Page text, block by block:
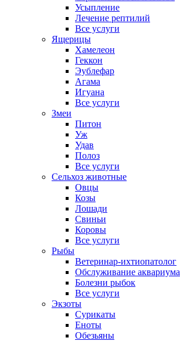
Усыпление
Лечение рептилий
Все услуги
Ящерицы
Хамелеон
Геккон
Эублефар
Агама
Игуана
Все услуги
Змеи
Питон
Уж
Удав
Полоз
Все услуги
Сельхоз животные
Овцы
Козы
Лошади
Свиньи
Коровы
Все услуги
Рыбы
Ветеринар-ихтиопатолог
Обслуживание аквариума
Болезни рыбок
Все услуги
Экзоты
Сурикаты
Еноты
Обезьяны